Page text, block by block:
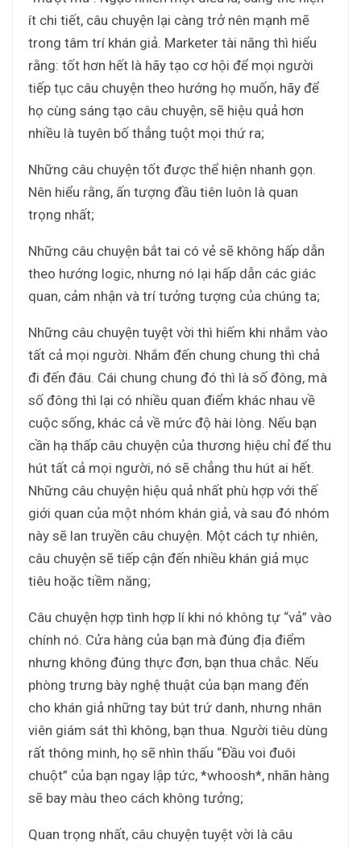
ít chi tiết, câu chuyện lại càng trở nên mạnh mẽ
trong tâm trí khán giả. Marketer tài năng thì hiểu
rằng: tốt hơn hết là hãy tạo cơ hội để mọi người
tiếp tục câu chuyện theo hướng họ muốn, hãy để
họ cùng sáng tạo câu chuyện, sẽ hiệu quả hơn
nhiều là tuyên bố thẳng tuột mọi thứ ra;
Những câu chuyện tốt được thể hiện nhanh gọn.
Nên hiểu rằng, ấn tượng đầu tiên luôn là quan
trọng nhất;
Những câu chuyện bắt tai có vẻ sẽ không hấp dẫn
theo hướng logic, nhưng nó lại hấp dẫn các giác
quan, cảm nhận và trí tưởng tượng của chúng ta;
Những câu chuyện tuyệt vời thì hiếm khi nhắm vào
tất cả mọi người. Nhắm đến chung chung thì chả
đi đến đâu. Cái chung chung đó thì là số đông, mà
số đông thì lại có nhiều quan điểm khác nhau về
cuộc sống, khác cả về mức độ hài lòng. Nếu bạn
cần hạ thấp câu chuyện của thương hiệu chỉ để thu
hút tất cả mọi người, nó sẽ chẳng thu hút ai hết.
Những câu chuyện hiệu quả nhất phù hợp với thế
giới quan của một nhóm khán giả, và sau đó nhóm
này sẽ lan truyền câu chuyện. Một cách tự nhiên,
câu chuyện sẽ tiếp cận đến nhiều khán giả mục
tiêu hoặc tiềm năng;
Câu chuyện hợp tình hợp lí khi nó không tự “vả” vào
chính nó. Cửa hàng của bạn mà đúng địa điểm
nhưng không đúng thực đơn, bạn thua chắc. Nếu
phòng trưng bày nghệ thuật của bạn mang đến
cho khán giả những tay bút trứ danh, nhưng nhân
viên giám sát thì không, bạn thua. Người tiêu dùng
rất thông minh, họ sẽ nhìn thấu “Đầu voi đuôi
chuột” của bạn ngay lập tức, *whoosh*, nhãn hàng
sẽ bay màu theo cách không tưởng;
Quan trọng nhất, câu chuyện tuyệt vời là câu